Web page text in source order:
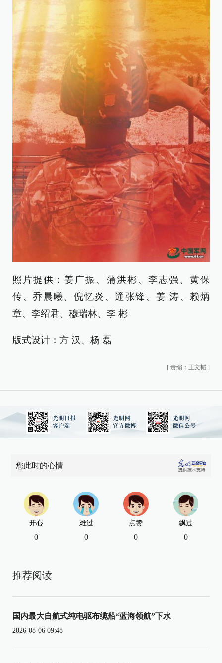
照片提供：姜广振、蒲洪彬、李志强、黄保
传、乔晨曦、倪忆炎、遆张锋、姜 涛、赖炳
章、李绍君、穆瑞林、李 彬
版式设计：方 汉、杨 磊
[ 责编：王文韬 ]
您此时的心情
开心
0
难过
0
点赞
0
飘过
0
推荐阅读
国内最大自航式纯电驱布缆船“蓝海领航”下水
2026-08-06 09:48